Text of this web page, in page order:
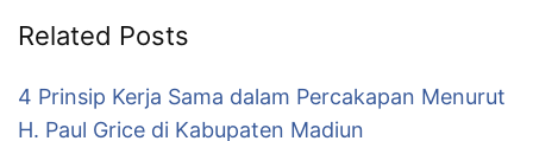
Related Posts
4 Prinsip Kerja Sama dalam Percakapan Menurut
H. Paul Grice di Kabupaten Madiun